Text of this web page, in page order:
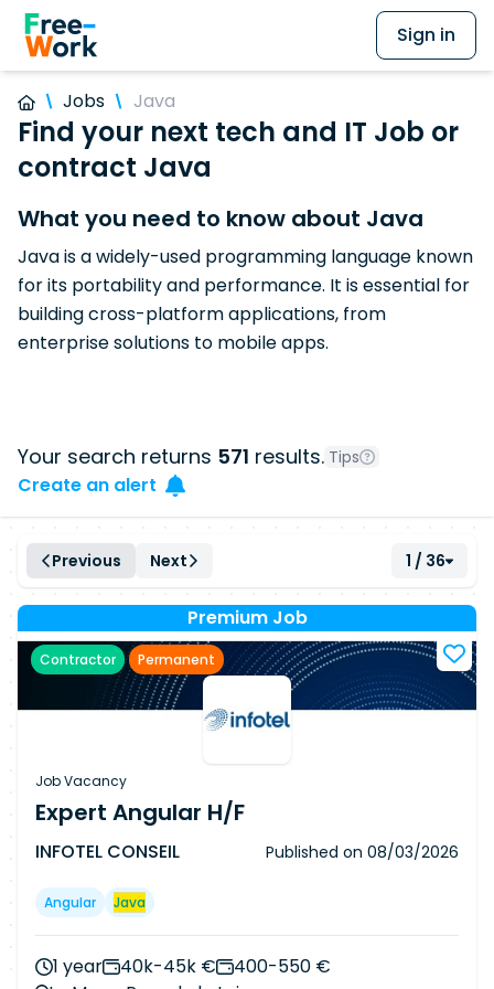
Sign in
Jobs Java
Find your next tech and IT Job or
contract Java
What you need to know about Java
Java is a widely-used programming language known
for its portability and performance. It is essential for
building cross-platform applications, from
enterprise solutions to mobile apps.
Your search returns 571 results. Tips
Create an alert
Previous Next 1 / 36
Premium Job
Contractor Permanent
Job Vacancy
Expert Angular H/F
INFOTEL CONSEIL Published on 08/03/2026
Angular Java
1 year 40k-45k €
400-550 €